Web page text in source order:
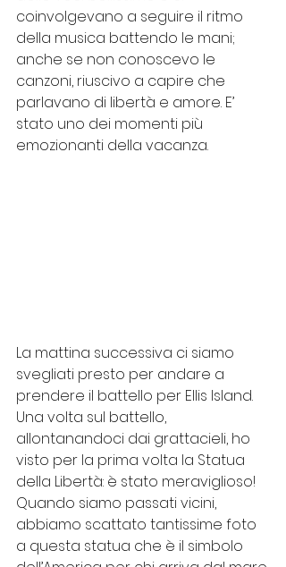
coinvolgevano a seguire il ritmo
della musica battendo le mani;
anche se non conoscevo le
canzoni, riuscivo a capire che
parlavano di libertà e amore. E’
stato uno dei momenti più
emozionanti della vacanza.
La mattina successiva ci siamo
svegliati presto per andare a
prendere il battello per Ellis Island.
Una volta sul battello,
allontanandoci dai grattacieli, ho
visto per la prima volta la Statua
della Libertà: è stato meraviglioso!
Quando siamo passati vicini,
abbiamo scattato tantissime foto
a questa statua che è il simbolo